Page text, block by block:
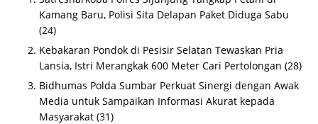
Kamang Baru, Polisi Sita Delapan Paket Diduga Sabu
(24)
Kebakaran Pondok di Pesisir Selatan Tewaskan Pria
Lansia, Istri Merangkak 600 Meter Cari Pertolongan (28)
Bidhumas Polda Sumbar Perkuat Sinergi dengan Awak
Media untuk Sampaikan Informasi Akurat kepada
Masyarakat (31)